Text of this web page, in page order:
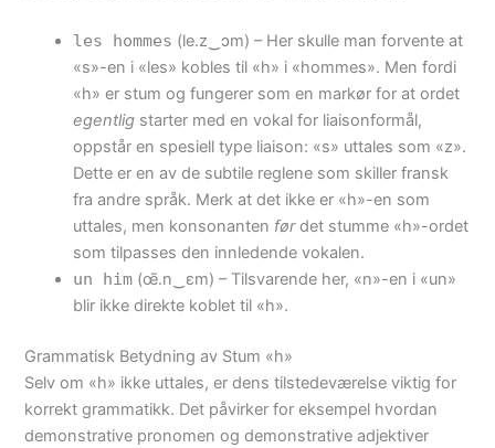
les hommes (le.z‿ɔm) – Her skulle man forvente at
«s»-en i «les» kobles til «h» i «hommes». Men fordi
«h» er stum og fungerer som en markør for at ordet
egentlig starter med en vokal for liaisonformål,
oppstår en spesiell type liaison: «s» uttales som «z».
Dette er en av de subtile reglene som skiller fransk
fra andre språk. Merk at det ikke er «h»-en som
uttales, men konsonanten førdet stumme «h»-ordet
som tilpasses den innledende vokalen.
un him (œ̃.n‿ɛm) – Tilsvarende her, «n»-en i «un»
blir ikke direkte koblet til «h».
Grammatisk Betydning av Stum «h»
Selv om «h» ikke uttales, er dens tilstedeværelse viktig for
korrekt grammatikk. Det påvirker for eksempel hvordan
demonstrative pronomen og demonstrative adjektiver